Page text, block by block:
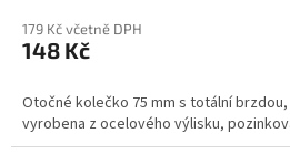
179 Kč včetně DPH
148 Kč
Otočné kolečko 75 mm s totální
vyrobena z ocelového výlisku,